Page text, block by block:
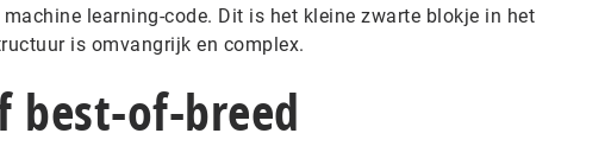
learning-code. Dit is het kleine zwarte blokje in het
is omvangrijk en complex.
best-of-breed